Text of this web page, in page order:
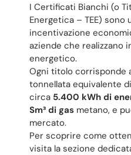
I Certificati Bianchi (o
Energetica – TEE) sono
incentivazione
aziende che realizzano
energetico.
Ogni titolo corrisponde
tonnellata equivalente
circa 5.400 kWh di
Sm³ di gas metano, e
mercato.
Per scoprire come
visita la sezione